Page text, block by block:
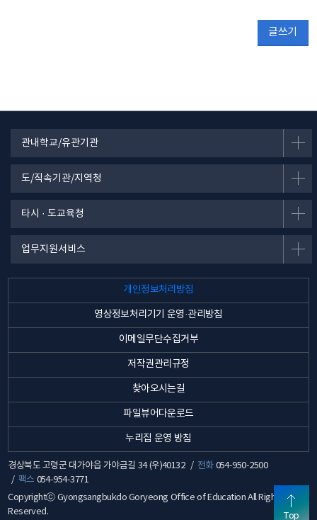
글쓰기
관내학교/유관기관
도/직속기관/지역청
타시 · 도교육청
업무지원서비스
개인정보처리방침
영상정보처리기기 운영·관리방침
이메일무단수집거부
저작권관리규정
찾아오시는길
파일뷰어다운로드
누리집 운영 방침
경상북도 고령군 대가야읍 가야금길 34 (우)40132 전화054-950-2500
팩스 054-954-3771
Copyrightⓒ Gyongsangbukdo Goryeong Office of Education All Rights
Reserved.
Top